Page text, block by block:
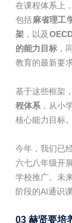
在课程体系上
包括麻省理工
架 ，以及
的能力目标 ，
教育的最新要求
基于这些框架
程体系 ，从小
核心能力目标。
今年，我们已
六七八年级开
学校推广。未
阶段的AI通识
03 赫贤要培